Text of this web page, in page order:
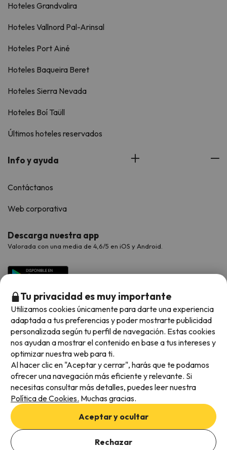
Añade las fechas para comprobar la disponibilidad
Hoteles Grandvalira
Hoteles Vallnord Pal-Arinsal
Hoteles Port Ainé
Hoteles Baqueira Beret
Hoteles Sierra Nevada
Hoteles Boí Taüll
Últimos hoteles reservados
Info y ayuda
Contáctanos
Web corporativa
Descarga nuestra app
Valorada con una media de 4,6/5 en iOS y Android.
Métodos de pago disponibles
Condiciones generales
Privacidad de datos
Política de cookies
Tu privacidad es muy importante
Utilizamos cookies únicamente para darte una experiencia
adaptada a tus preferencias y poder mostrarte publicidad
personalizada según tu perfil de navegación. Estas cookies
nos ayudan a mostrar el contenido en base a tus intereses y
optimizar nuestra web para ti.
Al hacer clic en "Aceptar y cerrar", harás que te podamos
ofrecer una navegación más eficiente y relevante. Si
necesitas consultar más detalles, puedes leer nuestra
Política de Cookies. Muchas gracias.
Aceptar y ocultar
Rechazar